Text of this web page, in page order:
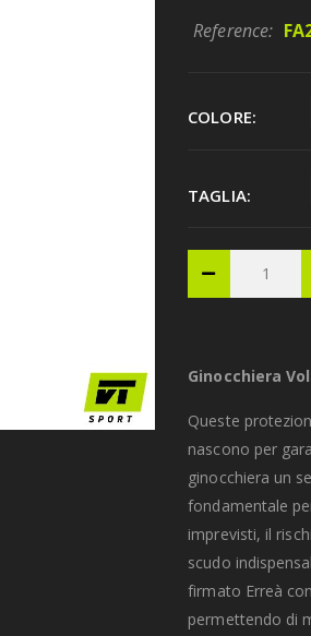
Reference:
COLORE:
TAGLIA:
Ginocchiera
Queste
nascono per
ginocchiera un
fondamentale
imprevisti, il
scudo
firmato Erreà
permettendo di